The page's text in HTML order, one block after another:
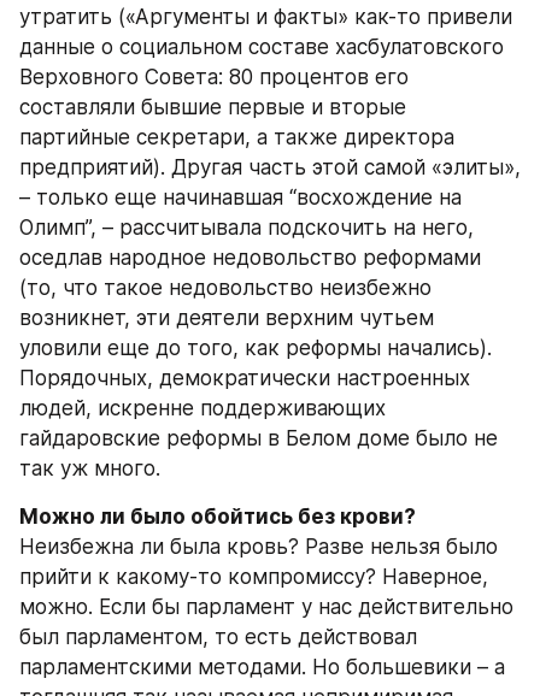
утратить («Аргументы и факты» как-то привели
данные о социальном составе хасбулатовского
Верховного Совета: 80 процентов его
составляли бывшие первые и вторые
партийные секретари, а также директора
предприятий). Другая часть этой самой «элиты»,
– только еще начинавшая “восхождение на
Олимп”, – рассчитывала подскочить на него,
оседлав народное недовольство реформами
(то, что такое недовольство неизбежно
возникнет, эти деятели верхним чутьем
уловили еще до того, как реформы начались).
Порядочных, демократически настроенных
людей, искренне поддерживающих
гайдаровские реформы в Белом доме было не
так уж много.
Можно ли было обойтись без крови?
Неизбежна ли была кровь? Разве нельзя было
прийти к какому-то компромиссу? Наверное,
можно. Если бы парламент у нас действительно
был парламентом, то есть действовал
парламентскими методами. Но большевики – а